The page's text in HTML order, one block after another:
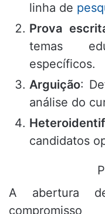
linha de
Prova
temas
específicos.
Arguição:
análise do
candidatos
A abertura